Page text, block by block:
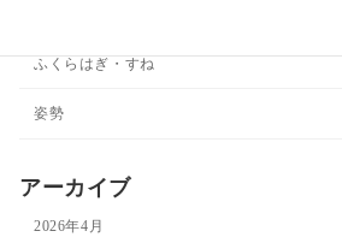
ふくらはぎ・すね
姿勢
アーカイブ
2026年4月